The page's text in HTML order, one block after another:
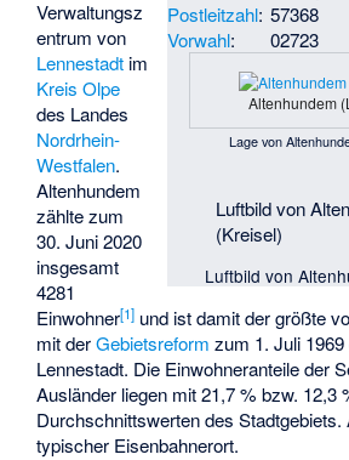
Postleitzahl: 57368
Vorwahl: 02723
Altenhundem
Lage von
Luftbild von
(Kreisel)
Luftbild von
Verwaltungsz
entrum von
Lennestadt im
Kreis Olpe
des Landes
Nordrhein-
Westfalen.
Altenhundem
zählte zum
30. Juni 2020
insgesamt
4281
Einwohner[1] und ist damit der größte
mit derGebietsreform zum 1. Juli
Lennestadt. Die Einwohneranteile der
Ausländer liegen mit 21,7 % bzw. 12,3
Durchschnittswerten des Stadtgebiets.
typischer Eisenbahnerort.